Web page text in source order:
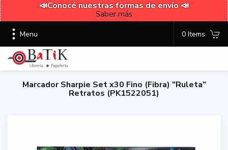
📣Conocé nuestras formas de envío 📣
Saber más
Menu 0 Items
Marcador Sharpie Set x30 Fino (Fibra) "Ruleta"
Retratos (PK1522051)